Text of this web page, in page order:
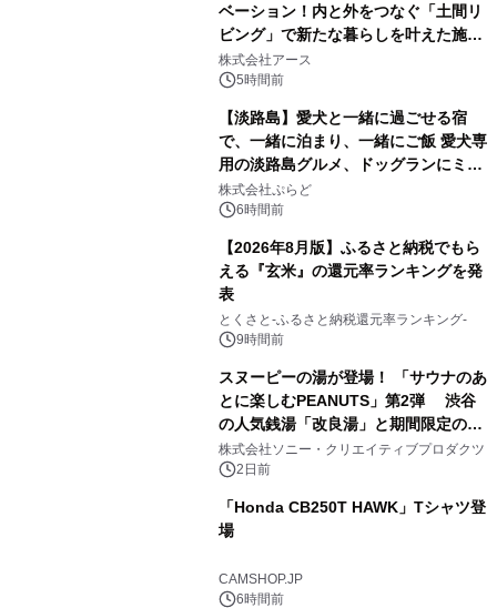
ベーション！内と外をつなぐ「土間リ
ビング」で新たな暮らしを叶えた施工
事例を株式会社アースが公開
株式会社アース
5時間前
【淡路島】愛犬と一緒に過ごせる宿
で、一緒に泊まり、一緒にご飯 愛犬専
用の淡路島グルメ、ドッグランにミニ
プール グランピングとトレーラーハウ
スの2施設で
株式会社ぷらど
6時間前
【2026年8月版】ふるさと納税でもら
える『玄米』の還元率ランキングを発
表
とくさと-ふるさと納税還元率ランキング-
9時間前
スヌーピーの湯が登場！ 「サウナのあ
とに楽しむPEANUTS」第2弾 渋谷
の人気銭湯「改良湯」と期間限定のコ
ラボレーション サウナイキタイコラ
ボグッズも発売決定！
株式会社ソニー・クリエイティブプロダクツ
2日前
「Honda CB250T HAWK」Tシャツ登
場
CAMSHOP.JP
6時間前